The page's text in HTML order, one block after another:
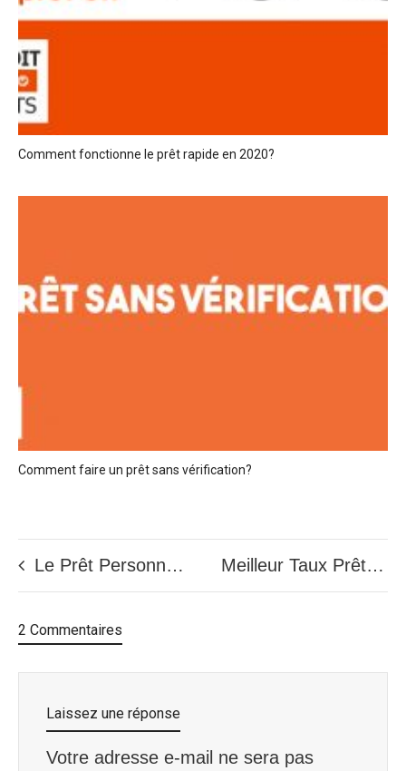
Comment fonctionne le prêt rapide en 2020?
Comment faire un prêt sans vérification?
Le Prêt Personnel au Québec : Guide Complet sur les Conditions et les Versements Meilleur Taux Prêt Personnel : Comment Obtenir le Meilleur Tarif au Canada en 2025
2 Commentaires
Laissez une réponse
Votre adresse e-mail ne sera pas